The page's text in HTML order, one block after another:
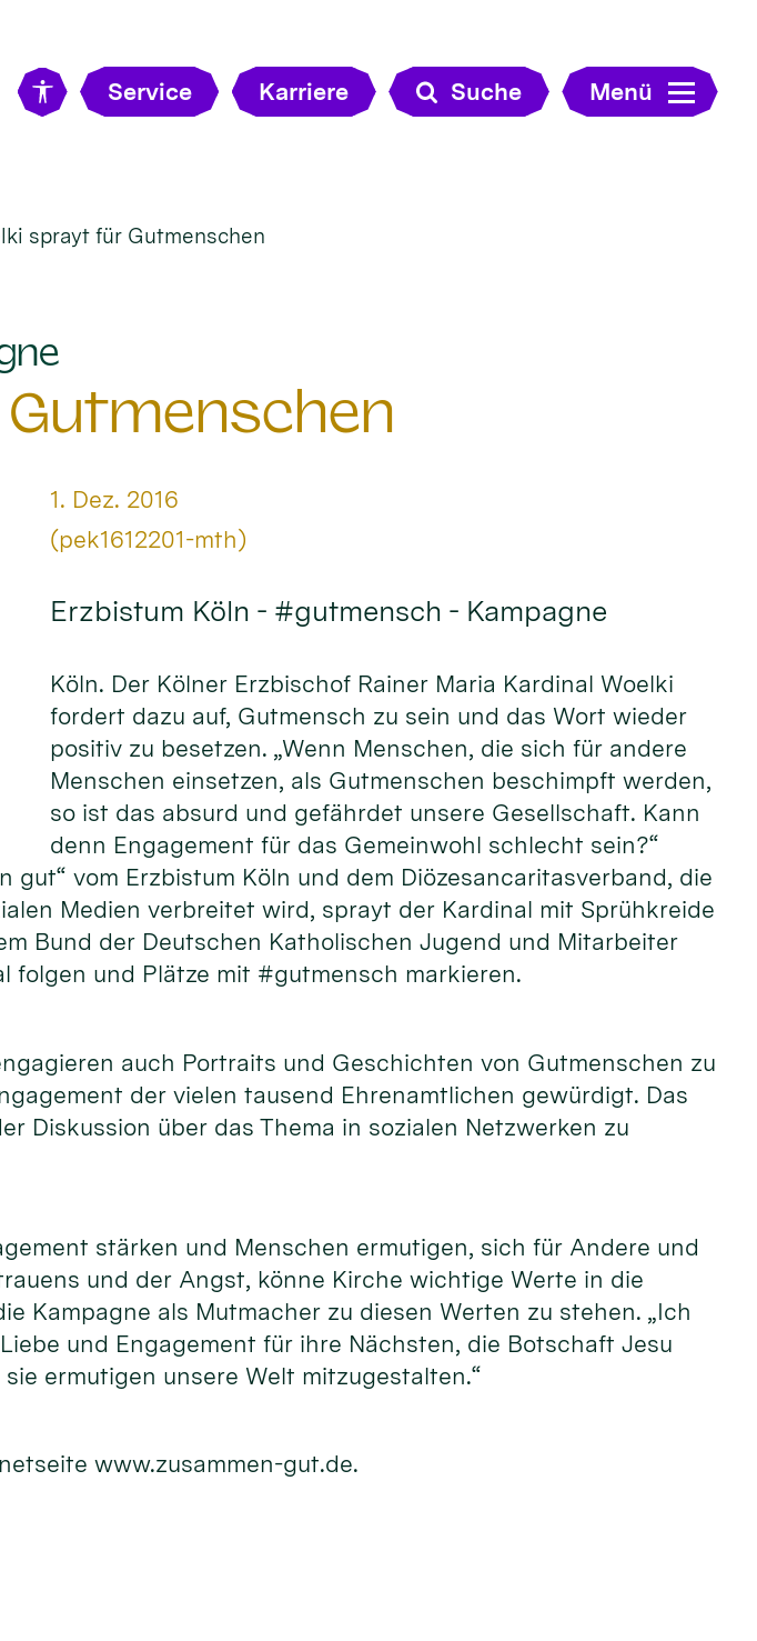
Service Karriere Suche Menü
sprayt für Gutmenschen
Datum:
1. Dez. 2016
Von:
(pek1612201-mth)
Erzbistum Köln - #gutmensch - Kampagne
Köln. Der Kölner Erzbischof Rainer Maria Kardinal Woelki
fordert dazu auf, Gutmensch zu sein und das Wort wieder
positiv zu besetzen. „Wenn Menschen, die sich für andere
Menschen einsetzen, als Gutmenschen beschimpft werden,
so ist das absurd und gefährdet unsere Gesellschaft. Kann
denn Engagement für das Gemeinwohl schlecht sein?“
vom Erzbistum Köln und dem Diözesancaritasverband, die
Medien verbreitet wird, sprayt der Kardinal mit Sprühkreide
Bund der Deutschen Katholischen Jugend und Mitarbeiter
folgen und Plätze mit #gutmensch markieren.
auch Portraits und Geschichten von Gutmenschen zu
der vielen tausend Ehrenamtlichen gewürdigt. Das
Diskussion über das Thema in sozialen Netzwerken zu
stärken und Menschen ermutigen, sich für Andere und
und der Angst, könne Kirche wichtige Werte in die
Kampagne als Mutmacher zu diesen Werten zu stehen. „Ich
und Engagement für ihre Nächsten, die Botschaft Jesu
ermutigen unsere Welt mitzugestalten.“
www.zusammen-gut.de.